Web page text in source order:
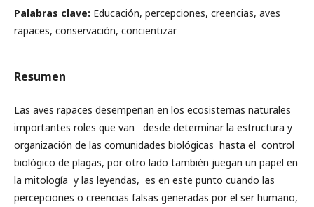
Palabras clave: Educación, percepciones, creencias, aves
rapaces, conservación, concientizar
Resumen
Las aves rapaces desempeñan en los ecosistemas naturales
importantes roles que van desde determinar la estructura y
organización de las comunidades biológicas hasta el control
biológico de plagas, por otro lado también juegan un papel en
la mitología y las leyendas, es en este punto cuando las
percepciones o creencias falsas generadas por el ser humano,